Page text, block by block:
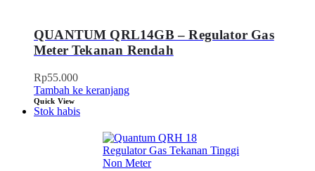
QUANTUM QRL14GB – Regulator Gas
Meter Tekanan Rendah
Rp55.000
Tambah ke keranjang
Quick View
Stok habis